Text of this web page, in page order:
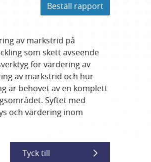
Beställ rapport
av markstrid på
som skett avseende
för värdering av
av markstrid och hur
är behovet av en komplett
Syftet med
och värdering inom
Tyck till